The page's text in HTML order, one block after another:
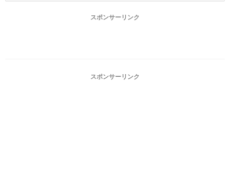
スポンサーリンク
スポンサーリンク